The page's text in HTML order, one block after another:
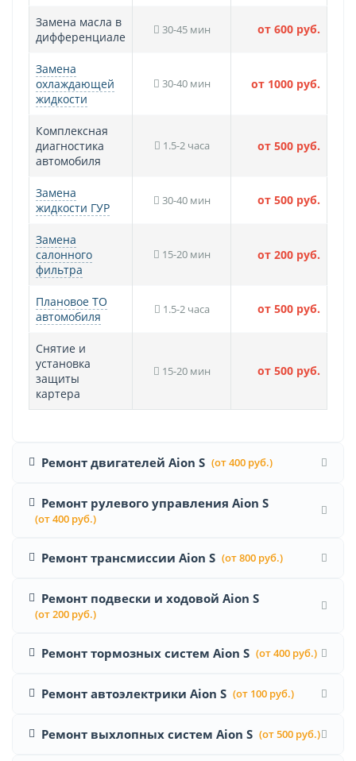
Замена масла в
дифференциале
30-45 мин от 600 руб.
Замена
охлаждающей
жидкости
30-40 мин от 1000 руб.
Комплексная
диагностика
автомобиля
1.5-2 часа от 500 руб.
Замена
жидкости ГУР
30-40 мин от 500 руб.
Замена
салонного
фильтра
15-20 мин от 200 руб.
Плановое ТО
автомобиля
1.5-2 часа от 500 руб.
Снятие и
установка
защиты
картера
15-20 мин от 500 руб.
Ремонт двигателей Aion S (от 400 руб.)
Ремонт рулевого управления Aion S
(от 400 руб.)
Ремонт трансмиссии Aion S (от 800 руб.)
Ремонт подвески и ходовой Aion S
(от 200 руб.)
Ремонт тормозных систем Aion S (от 400 руб.)
Ремонт автоэлектрики Aion S (от 100 руб.)
Ремонт выхлопных систем Aion S (от 500 руб.)